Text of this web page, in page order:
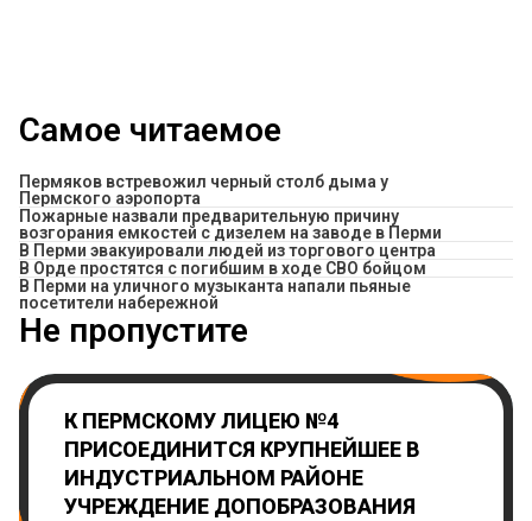
Самое читаемое
Пермяков встревожил черный столб дыма у
Пермского аэропорта
Пожарные назвали предварительную причину
возгорания емкостей с дизелем на заводе в Перми
В Перми эвакуировали людей из торгового центра
В Орде простятся с погибшим в ходе СВО бойцом
В Перми на уличного музыканта напали пьяные
посетители набережной
Не пропустите
К ПЕРМСКОМУ ЛИЦЕЮ №4
ПРИСОЕДИНИТСЯ КРУПНЕЙШЕЕ В
ИНДУСТРИАЛЬНОМ РАЙОНЕ
УЧРЕЖДЕНИЕ ДОПОБРАЗОВАНИЯ